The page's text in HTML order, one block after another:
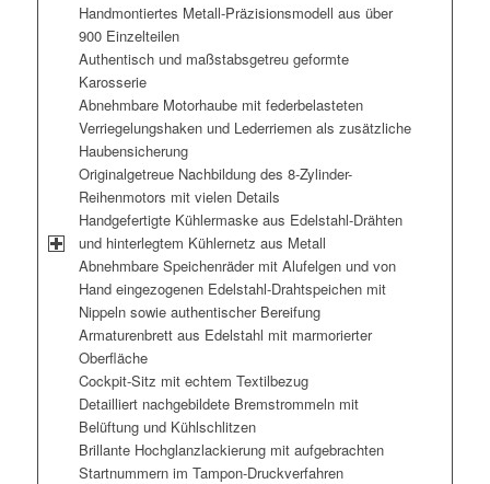
Handmontiertes Metall-Präzisionsmodell aus über
900 Einzelteilen
Authentisch und maßstabsgetreu geformte
Karosserie
Abnehmbare Motorhaube mit federbelasteten
Verriegelungshaken und Lederriemen als zusätzliche
Haubensicherung
Originalgetreue Nachbildung des 8-Zylinder-
Reihenmotors mit vielen Details
Handgefertigte Kühlermaske aus Edelstahl-Drähten
und hinterlegtem Kühlernetz aus Metall
Abnehmbare Speichenräder mit Alufelgen und von
Hand eingezogenen Edelstahl-Drahtspeichen mit
Nippeln sowie authentischer Bereifung
Armaturenbrett aus Edelstahl mit marmorierter
Oberfläche
Cockpit-Sitz mit echtem Textilbezug
Detailliert nachgebildete Bremstrommeln mit
Belüftung und Kühlschlitzen
Brillante Hochglanzlackierung mit aufgebrachten
Startnummern im Tampon-Druckverfahren